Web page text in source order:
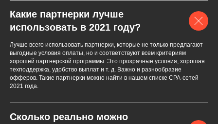
Какие партнерки лучше
использовать в 2021 году?
Лучше всего использовать партнерки, которые не только предлагают
выгодные условия оплаты, но и соответствуют всем критериям
хорошей партнерской программы. Это прозрачные условия, хорошая
техподдержка, удобство выплат и т. д. Важно и разнообразие
офферов. Такие партнерки можно найти в нашем списке СPA-сетей
2021 года.
Сколько реально можно